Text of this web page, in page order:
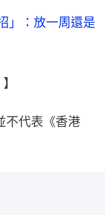
」：放一周還是
不代表《香港